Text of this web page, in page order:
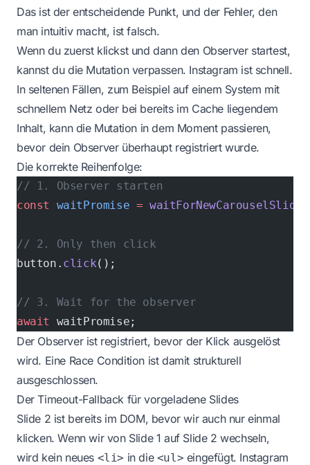
Das ist der entscheidende Punkt, und der Fehler, den
man intuitiv macht, ist falsch.
Wenn du zuerst klickst und dann den Observer startest,
kannst du die Mutation verpassen. Instagram ist schnell.
In seltenen Fällen, zum Beispiel auf einem System mit
schnellem Netz oder bei bereits im Cache liegendem
Inhalt, kann die Mutation in dem Moment passieren,
bevor dein Observer überhaupt registriert wurde.
Die korrekte Reihenfolge:
// 1. Observer starten
const
waitPromise = waitForNewCarouselSlide
// 2. Only then click
button. click();
// 3. Wait for the observer
await
waitPromise;
Der Observer ist registriert, bevor der Klick ausgelöst
wird. Eine Race Condition ist damit strukturell
ausgeschlossen.
Der Timeout-Fallback für vorgeladene Slides
Slide 2 ist bereits im DOM, bevor wir auch nur einmal
klicken. Wenn wir von Slide 1 auf Slide 2 wechseln,
wird kein neues <li> in die <ul> eingefügt. Instagram